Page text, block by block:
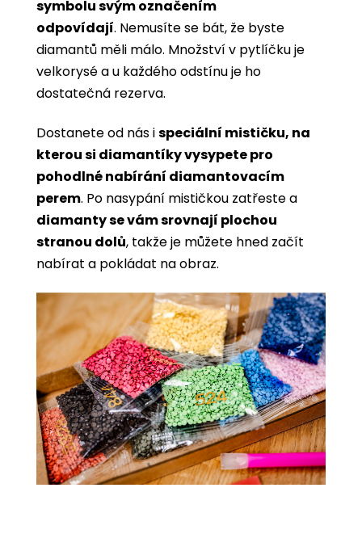
symbolu svým označením
odpovídají. Nemusíte se bát, že byste
diamantů měli málo. Množství v pytlíčku je
velkorysé a u každého odstínu je ho
dostatečná rezerva.
Dostanete od nás ispeciální mističku, na
kterou si diamantíky vysypete pro
pohodlné nabírání diamantovacím
perem. Po nasypání mističkou zatřeste a
diamanty se vám srovnají plochou
stranou dolů, takže je můžete hned začít
nabírat a pokládat na obraz.